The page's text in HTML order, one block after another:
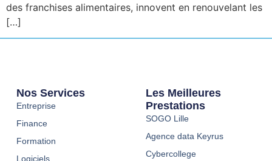
des franchises alimentaires, innovent en renouvelant les
[…]
Nos Services
Entreprise
Finance
Formation
Logiciels
Les Meilleures
Prestations
SOGO Lille
Agence data Keyrus
Cybercollege